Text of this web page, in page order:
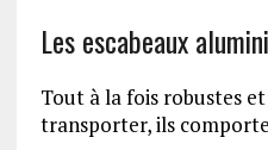
Les escabeaux
Tout à la fois robustes
transporter, ils